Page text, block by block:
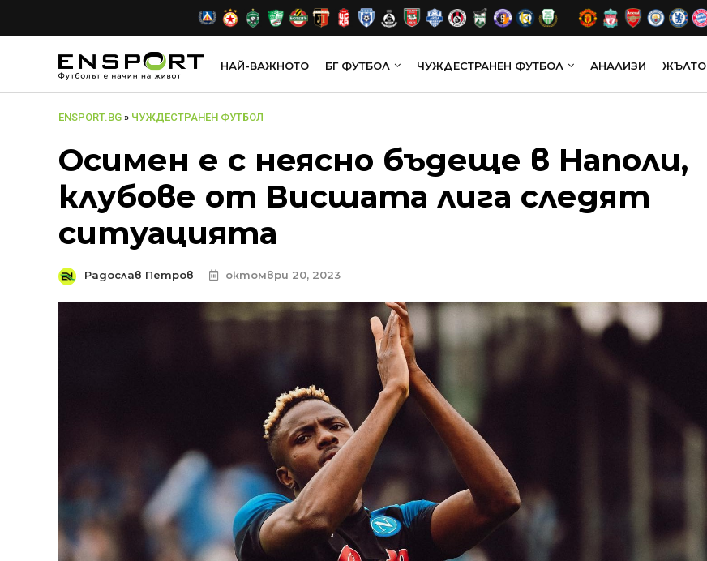
НАЙ-ВАЖНОТО БГ ФУТБОЛ ЧУЖДЕСТРАНЕН ФУТБОЛ АНАЛИЗИ ЖЪЛТО
ENSPORT.BG » ЧУЖДЕСТРАНЕН ФУТБОЛ
Осимен е с неясно бъдеще в Наполи,
клубове от Висшата лига следят
ситуацията
Радослав Петров октомври 20, 2023